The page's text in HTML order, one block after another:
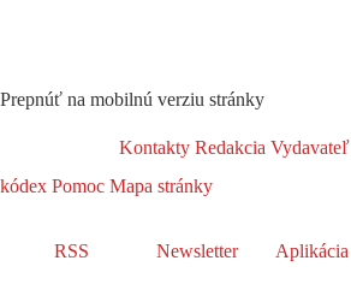
Prepnúť na mobilnú verziu stránky
Kontakty Redakcia Vydavateľ
kódex Pomoc Mapa stránky
RSS Newsletter Aplikácia